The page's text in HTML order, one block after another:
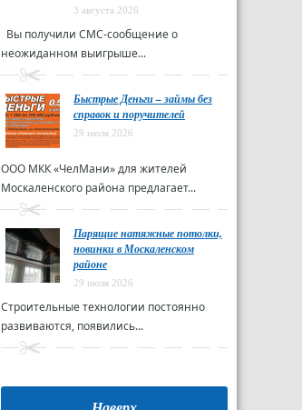
3 августа 2026
Вы получили СМС-сообщение о
неожиданном выигрыше...
Быстрые Деньги – займы без
справок и поручителей
29 июля 2026
ООО МКК «ЧелМани» для жителей
Москаленского района предлагает...
Парящие натяжные потолки,
новинки в Москаленском
районе
29 июля 2026
Строительные технологии постоянно
развиваются, появились...